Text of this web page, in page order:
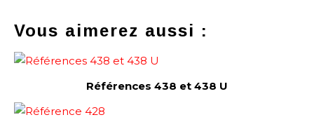
Vous aimerez aussi :
Références 438 et 438 U